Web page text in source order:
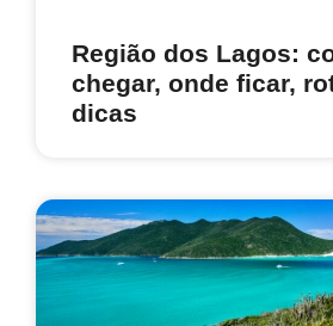
Região dos Lagos:
chegar, onde ficar,
dicas